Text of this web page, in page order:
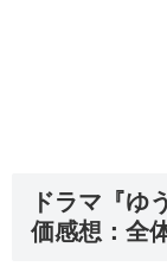
ドラマ『ゆ
価感想：全